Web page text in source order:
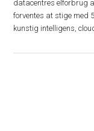
datacentres elforbrug
forventes at stige med
kunstig intelligens,